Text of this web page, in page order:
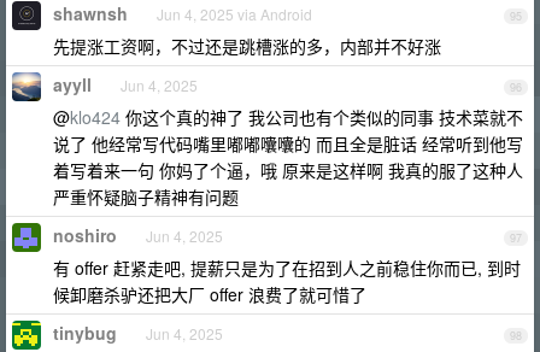
95
shawnsh Jun 4, 2025 via Android
先提涨工资啊，不过还是跳槽涨的多，内部并不好涨
96
ayyll Jun 4, 2025
@klo424 你这个真的神了 我公司也有个类似的同事 技术菜就不
说了 他经常写代码嘴里嘟嘟囔囔的 而且全是脏话 经常听到他写
着写着来一句 你妈了个逼，哦 原来是这样啊 我真的服了这种人
严重怀疑脑子精神有问题
97
noshiro Jun 4, 2025
有 offer 赶紧走吧, 提薪只是为了在招到人之前稳住你而已, 到时
候卸磨杀驴还把大厂 offer 浪费了就可惜了
98
tinybug Jun 4, 2025